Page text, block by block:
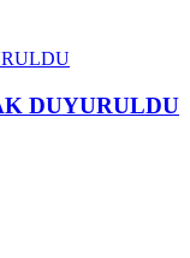
DUYURULDU